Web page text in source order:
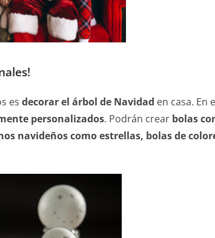
es decorar el árbol de Navidad en casa. En
personalizados. Podrán crear bolas
navideños como estrellas, bolas de